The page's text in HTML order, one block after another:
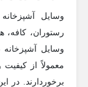
وسایل
رستوران، کافه،
وسایل آشپزخانه
معمولاً از
برخوردارند. در